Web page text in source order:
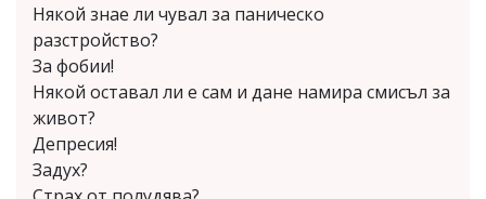
Някой знае ли чувал за паническо
разстройство?
За фобии!
Някой оставал ли е сам и дане намира смисъл за
живот?
Депресия!
Задух?